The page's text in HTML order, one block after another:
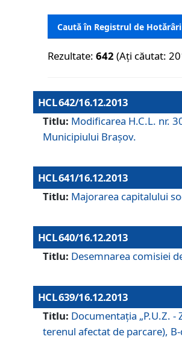
Caută în Registrul de
Rezultate:642 (Ați căutat:
HCL 642/16.12.2013
Titlu: Modificarea H.C.L. nr.
Municipiului Braşov.
HCL 641/16.12.2013
Titlu: Majorarea capitalului
HCL 640/16.12.2013
Titlu: Desemnarea comisiei
HCL 639/16.12.2013
Titlu: Documentaţia „P.U.Z.
terenul afectat de parcare),